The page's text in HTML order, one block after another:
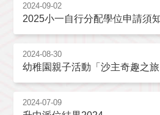
2024-09-02
2025小一自行分配學位申請須
2024-08-30
幼稚園親子活動「沙主奇趣之
2024-07-09